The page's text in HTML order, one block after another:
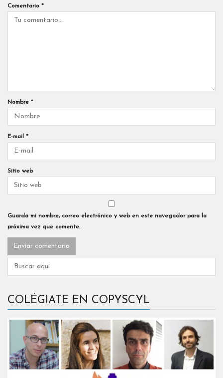
Comentario *
Nombre *
E-mail *
Sitio web
Guarda mi nombre, correo electrónico y web en este navegador para la
próxima vez que comente.
COLÉGIATE EN COPYSCYL